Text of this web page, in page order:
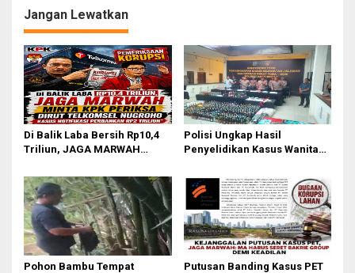
g
a
s
i
p
o
s
Jangan Lewatkan
Di Balik Laba Bersih Rp10,4
Triliun, JAGA MARWAH
Telkomsel Nugroho Terkait
Dugaan Kasus Notifikasi
Perbankan
Polisi Ungkap Hasil
Penyelidikan Kasus Wanita
Komplek Bumi Asri Medan
Pohon Bambu Tempat
Putusan Banding Kasus PET